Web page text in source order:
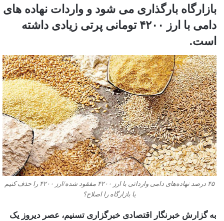
بازارگاه بارگذاری می شود و واردات نهاده های
دامی با ارز ۴۲۰۰ تومانی پرتی زیادی داشته
است.
۴۵ درصد نهاده‌های دامی وارداتی با ارز ۴۲۰۰ مفقود شده/ارز ۴۲۰۰ را حذف کنیم
یا بازارگاه را اصلاح؟
به گزارش خبرنگار اقتصادی خبرگزاری تسنیم، عصر دیروز یک